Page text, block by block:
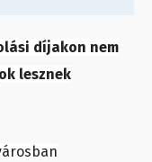
díjakon nem
lesznek